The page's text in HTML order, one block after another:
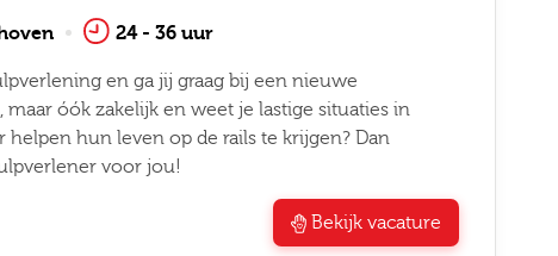
24 - 36 uur
en ga jij graag bij een nieuwe
óók zakelijk en weet je lastige situaties in
hun leven op de rails te krijgen? Dan
voor jou!
Bekijk vacature